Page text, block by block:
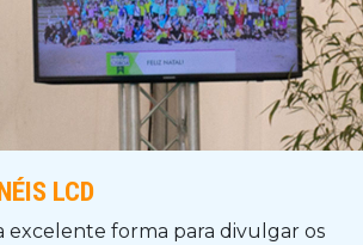
LCD
excelente forma para divulgar os